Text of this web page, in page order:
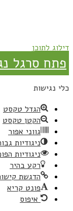
דילוג לתוכן
פתח סרגל
כלי נגישות
הגדל טקסט
הקטן טקסט
גווני אפור
ניגודיות
ניגודיות
רקע בהיר
הדגשת
פונט קריא
איפוס